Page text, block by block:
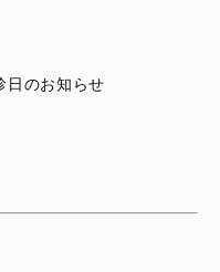
日のお知らせ